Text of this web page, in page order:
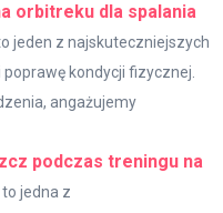
orbitreku dla spalania
jeden z najskuteczniejszych
kondycji fizycznej.
angażujemy
podczas treningu na
jedna z